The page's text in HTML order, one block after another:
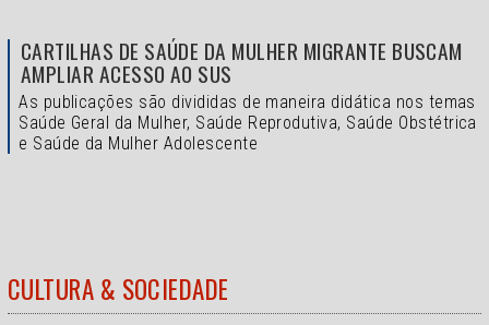
CARTILHAS DE SAÚDE DA MULHER MIGRANTE BUSCAM
AMPLIAR ACESSO AO SUS
As publicações são divididas de maneira didática nos temas
Saúde Geral da Mulher, Saúde Reprodutiva, Saúde Obstétrica
e Saúde da Mulher Adolescente
CULTURA & SOCIEDADE